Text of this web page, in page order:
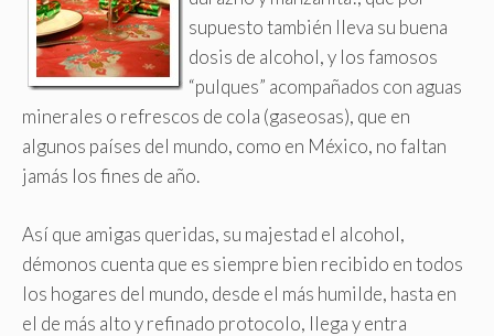
supuesto también lleva su buena
dosis de alcohol, y los famosos
“pulques” acompañados con aguas
minerales o refrescos de cola (gaseosas), que en
algunos países del mundo, como en México, no faltan
jamás los fines de año.
Así que amigas queridas, su majestad el alcohol,
démonos cuenta que es siempre bien recibido en todos
los hogares del mundo, desde el más humilde, hasta en
el de más alto y refinado protocolo, llega y entra